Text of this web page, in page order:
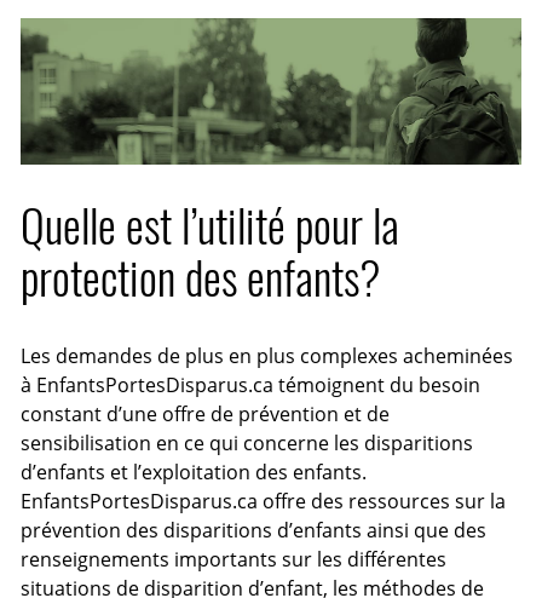
Quelle est l’utilité pour la
protection des enfants?
Les demandes de plus en plus complexes acheminées
à EnfantsPortesDisparus.ca témoignent du besoin
constant d’une offre de prévention et de
sensibilisation en ce qui concerne les disparitions
d’enfants et l’exploitation des enfants.
EnfantsPortesDisparus.ca offre des ressources sur la
prévention des disparitions d’enfants ainsi que des
renseignements importants sur les différentes
situations de disparition d’enfant, les méthodes de